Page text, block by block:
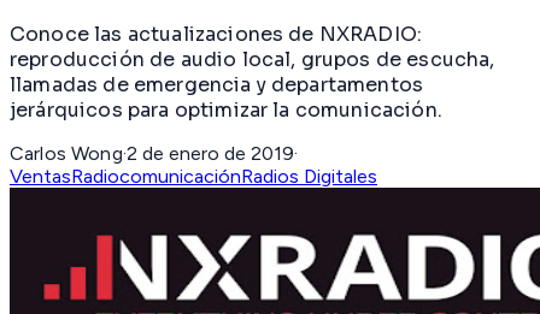
Conoce las actualizaciones de NXRADIO:
reproducción de audio local, grupos de escucha,
llamadas de emergencia y departamentos
jerárquicos para optimizar la comunicación.
Carlos Wong·2 de enero de 2019·
VentasRadiocomunicaciónRadios Digitales